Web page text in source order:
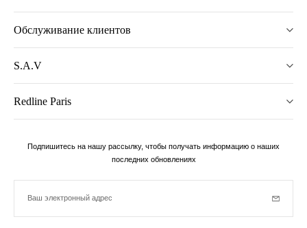
Обслуживание клиентов
S.A.V
Redline Paris
Подпишитесь на нашу рассылку, чтобы получать информацию о наших
последних обновлениях
Ваш электронный адрес